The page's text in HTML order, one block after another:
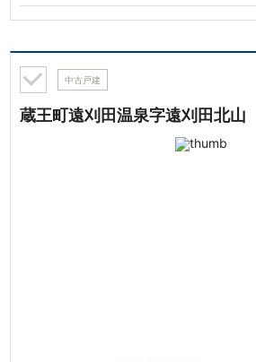
中古戸建
蔵王町遠刈田温泉字遠刈田北山